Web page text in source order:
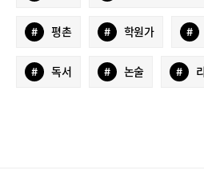
# 평촌 # 학원가 #
# 독서 # 논술 #